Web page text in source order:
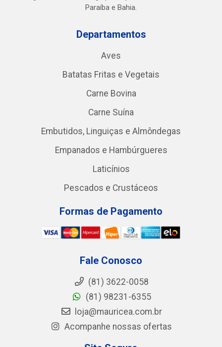
Paraíba e Bahia.
Departamentos
Aves
Batatas Fritas e Vegetais
Carne Bovina
Carne Suína
Embutidos, Linguiças e Almôndegas
Empanados e Hambúrgueres
Laticínios
Pescados e Crustáceos
Formas de Pagamento
Fale Conosco
(81) 3622-0058
(81) 98231-6355
loja@mauricea.com.br
Acompanhe nossas ofertas